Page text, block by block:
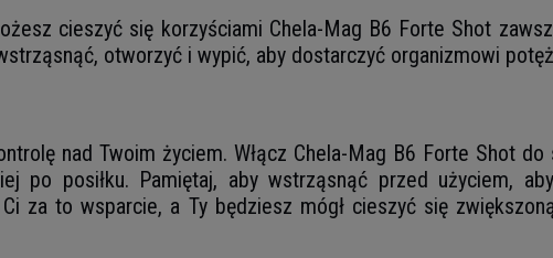
cieszyć się korzyściami Chela-Mag B6 Forte Shot
otworzyć i wypić, aby dostarczyć organizmowi
nad Twoim życiem. Włącz Chela-Mag B6 Forte Shot
po posiłku. Pamiętaj, aby wstrząsnąć przed użyciem,
Ci za to wsparcie, a Ty będziesz mógł cieszyć się